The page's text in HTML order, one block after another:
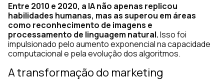
Entre 2010 e 2020, a IA não apenas replicou
habilidades humanas, mas as superou em áreas
como reconhecimento de imagens e
processamento de linguagem natural.Isso foi
impulsionado pelo aumento exponencial na capacidade
computacional e pela evolução dos algoritmos.
A transformação do marketing